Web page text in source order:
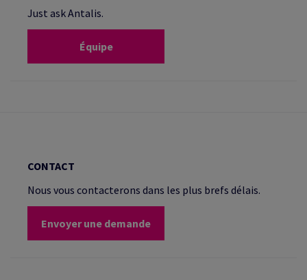
Just ask Antalis.
Équipe
CONTACT
Nous vous contacterons dans les plus brefs délais.
Envoyer une demande